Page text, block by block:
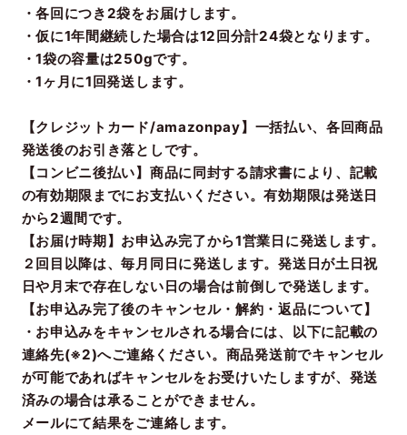
・各回につき2袋をお届けします。
・仮に1年間継続した場合は12回分計24袋となります。
・1袋の容量は250gです。
・1ヶ月に1回発送します。
【クレジットカード/amazonpay】一括払い、各回商品
発送後のお引き落としです。
【コンビニ後払い】商品に同封する請求書により、記載
の有効期限までにお支払いください。有効期限は発送日
から2週間です。
【お届け時期】お申込み完了から1営業日に発送します。
２回目以降は、毎月同日に発送します。発送日が土日祝
日や月末で存在しない日の場合は前倒しで発送します。
【お申込み完了後のキャンセル・解約・返品について】
・お申込みをキャンセルされる場合には、以下に記載の
連絡先(※2)へご連絡ください。商品発送前でキャンセル
が可能であればキャンセルをお受けいたしますが、発送
済みの場合は承ることができません。
メールにて結果をご連絡します。